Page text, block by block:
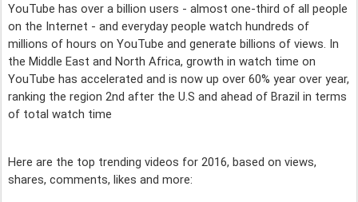
YouTube has over a billion users - almost one-third of all people
on the Internet - and everyday people watch hundreds of
millions of hours on YouTube and generate billions of views. In
the Middle East and North Africa, growth in watch time on
YouTube has accelerated and is now up over 60% year over year,
ranking the region 2nd after the U.S and ahead of Brazil in terms
of total watch time
Here are the top trending videos for 2016, based on views,
shares, comments, likes and more: